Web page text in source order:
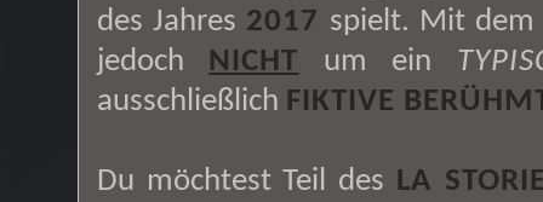
des Jahres 2017 spielt. Mit
jedoch NICHT um ein
ausschließlich FIKTIVE
Du möchtest Teil des LA